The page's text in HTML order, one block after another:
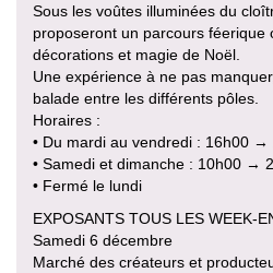
Sous les voûtes illuminées du
proposeront un parcours féerique
décorations et magie de Noël.
Une expérience à ne pas
balade entre les différents pôles.
Horaires :
• Du mardi au vendredi : 16h00 →
• Samedi et dimanche : 10h00 →
• Fermé le lundi
EXPOSANTS TOUS LES WEEK-
Samedi 6 décembre
Marché des créateurs et